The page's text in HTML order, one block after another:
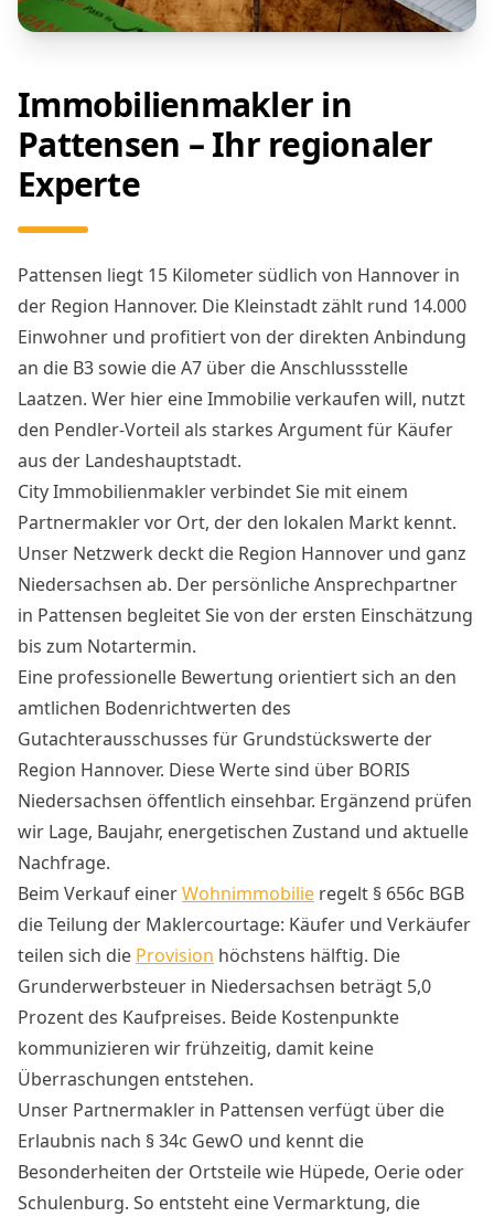
Immobilienmakler in
Pattensen – Ihr regionaler
Experte
Pattensen liegt 15 Kilometer südlich von Hannover in
der Region Hannover. Die Kleinstadt zählt rund 14.000
Einwohner und profitiert von der direkten Anbindung
an die B3 sowie die A7 über die Anschlussstelle
Laatzen. Wer hier eine Immobilie verkaufen will, nutzt
den Pendler-Vorteil als starkes Argument für Käufer
aus der Landeshauptstadt.
City Immobilienmakler verbindet Sie mit einem
Partnermakler vor Ort, der den lokalen Markt kennt.
Unser Netzwerk deckt die Region Hannover und ganz
Niedersachsen ab. Der persönliche Ansprechpartner
in Pattensen begleitet Sie von der ersten Einschätzung
bis zum Notartermin.
Eine professionelle Bewertung orientiert sich an den
amtlichen Bodenrichtwerten des
Gutachterausschusses für Grundstückswerte der
Region Hannover. Diese Werte sind über BORIS
Niedersachsen öffentlich einsehbar. Ergänzend prüfen
wir Lage, Baujahr, energetischen Zustand und aktuelle
Nachfrage.
Beim Verkauf einerWohnimmobilie regelt § 656c BGB
die Teilung der Maklercourtage: Käufer und Verkäufer
teilen sich die Provision höchstens hälftig. Die
Grunderwerbsteuer in Niedersachsen beträgt 5,0
Prozent des Kaufpreises. Beide Kostenpunkte
kommunizieren wir frühzeitig, damit keine
Überraschungen entstehen.
Unser Partnermakler in Pattensen verfügt über die
Erlaubnis nach § 34c GewO und kennt die
Besonderheiten der Ortsteile wie Hüpede, Oerie oder
Schulenburg. So entsteht eine Vermarktung, die